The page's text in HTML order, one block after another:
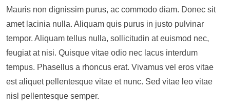
Mauris non dignissim purus, ac commodo diam. Donec sit
amet lacinia nulla. Aliquam quis purus in justo pulvinar
tempor. Aliquam tellus nulla, sollicitudin at euismod nec,
feugiat at nisi. Quisque vitae odio nec lacus interdum
tempus. Phasellus a rhoncus erat. Vivamus vel eros vitae
est aliquet pellentesque vitae et nunc. Sed vitae leo vitae
nisl pellentesque semper.